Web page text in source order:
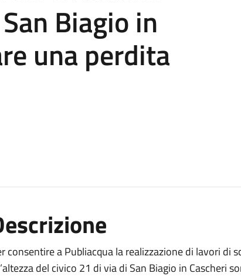
Biagio in
una perdita
consentire a Publiacqua la realizzazione di lavori di
del civico 21 di via di San Biagio in Cascheri